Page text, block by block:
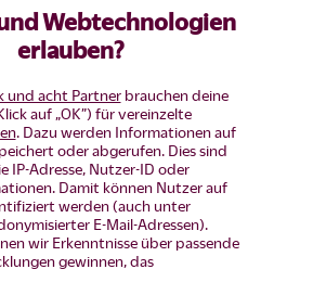
Webtechnologien
erlauben?
und acht Partnerbrauchen deine
auf „OK”) für vereinzelte
. Dazu werden Informationen auf
oder abgerufen. Dies sind
IP-Adresse, Nutzer-ID oder
Damit können Nutzer auf
werden (auch unter
E-Mail-Adressen).
wir Erkenntnisse über passende
gewinnen, das